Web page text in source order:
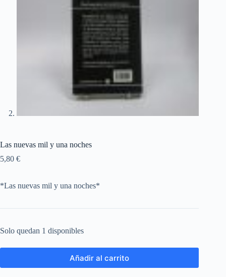
Las nuevas mil y una noches
5,80 €
*Las nuevas mil y una noches*
Solo quedan 1 disponibles
Añadir al carrito